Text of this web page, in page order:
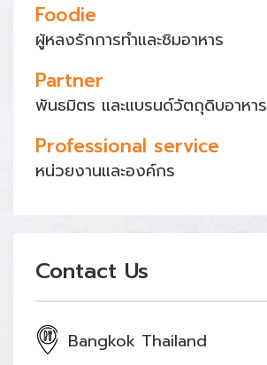
Foodie
ผู้หลงรักการทำและชิมอาหาร
Partner
พันธมิตร และแบรนด์วัตถุดิบอาหาร
Professional service
หน่วยงานและองค์กร
Contact Us
Bangkok Thailand